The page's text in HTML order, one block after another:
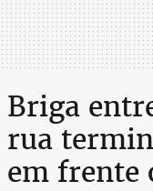
Briga
rua
em frente